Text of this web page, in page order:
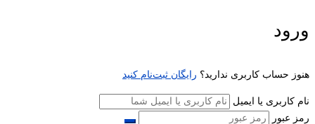
ورود
هنوز حساب کاربری ندارید؟ رایگان ثبت‌نام کنید
نام کاربری یا ایمیل
رمز عبور